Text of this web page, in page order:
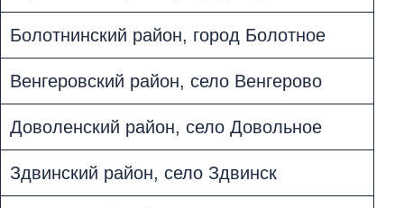
Болотнинский район, город Болотное
Венгеровский район, село Венгерово
Доволенский район, село Довольное
Здвинский район, село Здвинск